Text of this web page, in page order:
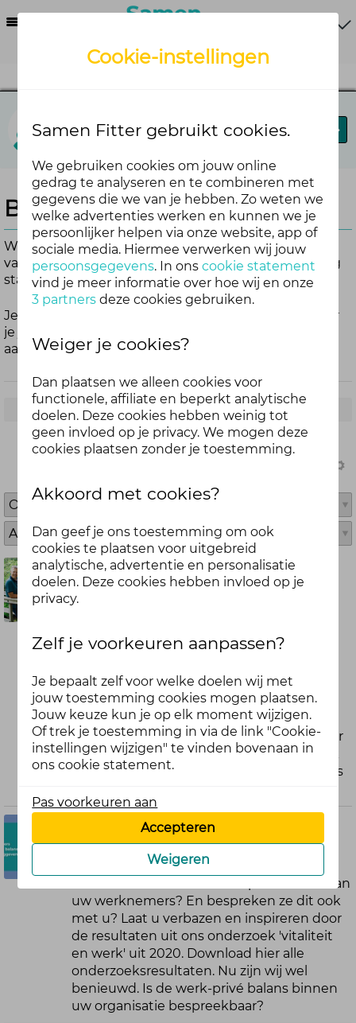
Blijf op de hoogte
Wil je automatisch op de hoogte worden gehouden
van nieuwe blogs? Zorg er dan voor dat blogmelding
staat ingeschakeld.
Je kunt de blogmelding alleen inschakelen wanneer
je je hebt aangemeld voor Doejemee. Nog niet
aangemeld?Meld je snel aan
Abonneren per email
0 0
Masterclass duurzame
De uitdaging bij het opzetten van een
organisatie mee te krijgen. Dat is het doel
van de masterclass: verschilmakers
faciliteren zodat zij de organisatie in
beweging kunnen krijgen.” Lees hier meer
over in het interview met Rutger Bennink
en Goska Sixma, die samen de masterclass
0
Werk-privé balans
Hoe staat het met de werk-privé balans van
uw werknemers? En bespreken ze dit ook
met u? Laat u verbazen en inspireren door
de resultaten uit ons onderzoek 'vitaliteit
en werk' uit 2020. Download hier alle
onderzoeksresultaten. Nu zijn wij wel
benieuwd. Is de werk-privé balans binnen
uw organisatie bespreekbaar?
Cookie-instellingen
Samen Fitter gebruikt cookies.
We gebruiken cookies om jouw online
gedrag te analyseren en te combineren met
gegevens die we van je hebben. Zo weten we
welke advertenties werken en kunnen we je
persoonlijker helpen via onze website, app of
sociale media. Hiermee verwerken wij jouw
persoonsgegevens. In onscookie statement
vind je meer informatie over hoe wij en onze
3 partners deze cookies gebruiken.
Weiger je cookies?
Dan plaatsen we alleen cookies voor
functionele, affiliate en beperkt analytische
doelen. Deze cookies hebben weinig tot
geen invloed op je privacy. We mogen deze
cookies plaatsen zonder je toestemming.
Akkoord met cookies?
Dan geef je ons toestemming om ook
cookies te plaatsen voor uitgebreid
analytische, advertentie en personalisatie
doelen. Deze cookies hebben invloed op je
privacy.
Zelf je voorkeuren aanpassen?
Je bepaalt zelf voor welke doelen wij met
jouw toestemming cookies mogen plaatsen.
Jouw keuze kun je op elk moment wijzigen.
Of trek je toestemming in via de link "Cookie-
instellingen wijzigen" te vinden bovenaan in
ons cookie statement.
Pas voorkeuren aan
Accepteren
Weigeren